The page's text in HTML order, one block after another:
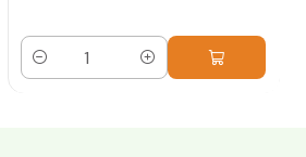
Quantidade